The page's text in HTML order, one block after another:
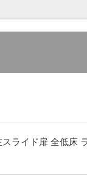
ライド扉 全低床